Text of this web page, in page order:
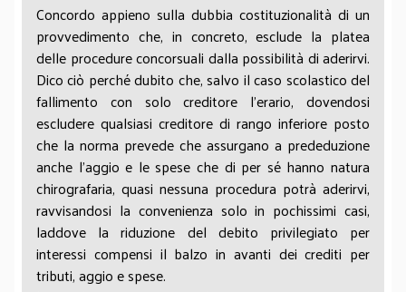
Concordo appieno sulla dubbia costituzionalità di un
provvedimento che, in concreto, esclude la platea
delle procedure concorsuali dalla possibilità di aderirvi.
Dico ciò perché dubito che, salvo il caso scolastico del
fallimento con solo creditore l’erario, dovendosi
escludere qualsiasi creditore di rango inferiore posto
che la norma prevede che assurgano a prededuzione
anche l’aggio e le spese che di per sé hanno natura
chirografaria, quasi nessuna procedura potrà aderirvi,
ravvisandosi la convenienza solo in pochissimi casi,
laddove la riduzione del debito privilegiato per
interessi compensi il balzo in avanti dei crediti per
tributi, aggio e spese.